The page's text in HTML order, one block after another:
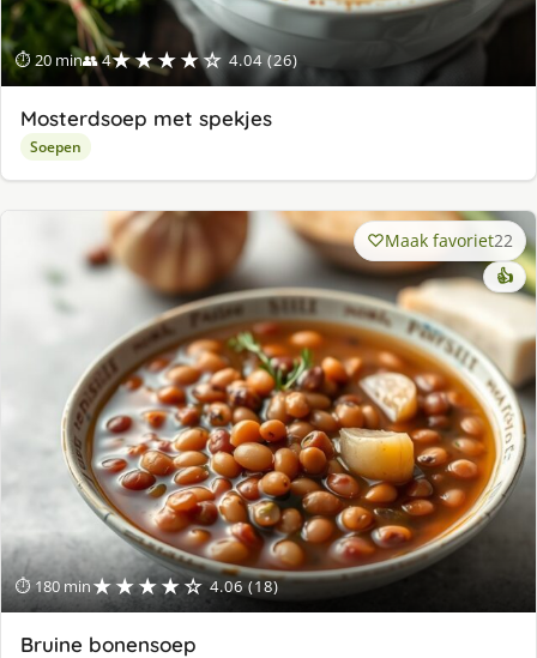
⏱ 20 min👥 4★★★★☆ 4.04 (26)
Mosterdsoep met spekjes
Soepen
⏱ 180 min★★★★☆ 4.06 (18)
Maak favoriet22
👍
Bruine bonensoep